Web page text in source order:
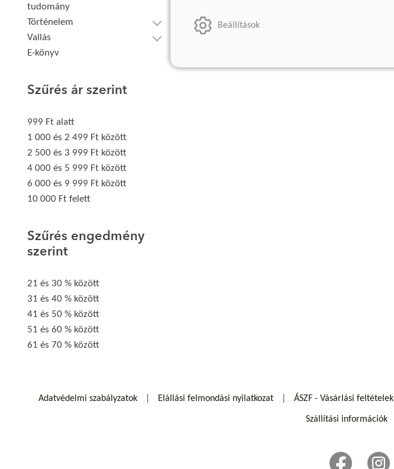
tudomány
Történelem
Vallás
E-könyv
Szűrés ár szerint
999 Ft alatt
1 000 és 2 499 Ft között
2 500 és 3 999 Ft között
4 000 és 5 999 Ft között
6 000 és 9 999 Ft között
10 000 Ft felett
Szűrés engedmény
szerint
21 és 30 % között
31 és 40 % között
41 és 50 % között
51 és 60 % között
61 és 70 % között
Adatvédelmi szabályzatok Elállási felmondási nyilatkozat ÁSZF - Vásárlási feltételek
Szállítási információk
Beállítások